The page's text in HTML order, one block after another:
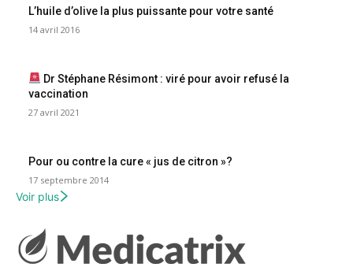
L’huile d’olive la plus puissante pour votre santé
14 avril 2016
Dr Stéphane Résimont : viré pour avoir refusé la
vaccination
27 avril 2021
Pour ou contre la cure « jus de citron »?
17 septembre 2014
Voir plus